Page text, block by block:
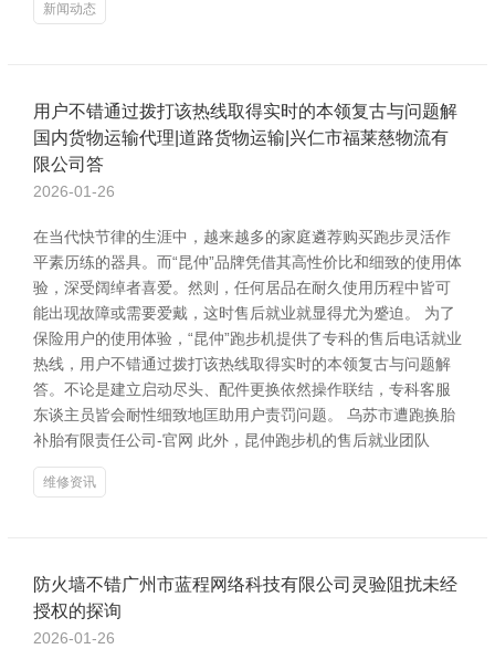
新闻动态
用户不错通过拨打该热线取得实时的本领复古与问题解
国内货物运输代理|道路货物运输|兴仁市福莱慈物流有
限公司答
2026-01-26
在当代快节律的生涯中，越来越多的家庭遴荐购买跑步灵活作
平素历练的器具。而“昆仲”品牌凭借其高性价比和细致的使用体
验，深受阔绰者喜爱。然则，任何居品在耐久使用历程中皆可
能出现故障或需要爱戴，这时售后就业就显得尤为蹙迫。 为了
保险用户的使用体验，“昆仲”跑步机提供了专科的售后电话就业
热线，用户不错通过拨打该热线取得实时的本领复古与问题解
答。不论是建立启动尽头、配件更换依然操作联结，专科客服
东谈主员皆会耐性细致地匡助用户责罚问题。 乌苏市遭跑换胎
补胎有限责任公司-官网 此外，昆仲跑步机的售后就业团队
维修资讯
防火墙不错广州市蓝程网络科技有限公司灵验阻扰未经
授权的探询
2026-01-26